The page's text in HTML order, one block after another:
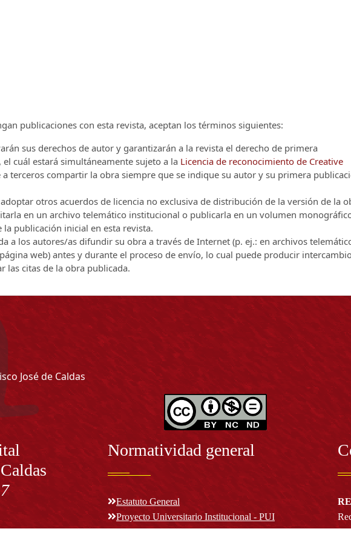
publicaciones con esta revista, aceptan los términos siguientes:
sus derechos de autor y garantizarán a la revista el derecho de primera
cuál estará simultáneamente sujeto a la Licencia de reconocimiento de Creative
terceros compartir la obra siempre que se indique su autor y su primera
otros acuerdos de licencia no exclusiva de distribución de la versión de la
en un archivo telemático institucional o publicarla en un volumen
publicación inicial en esta revista.
a los autores/as difundir su obra a través de Internet (p. ej.: en archivos
web) antes y durante el proceso de envío, lo cual puede producir
las citas de la obra publicada.
José de Caldas
Normatividad general
Estatuto General
Proyecto Universitario Institucional - PUI